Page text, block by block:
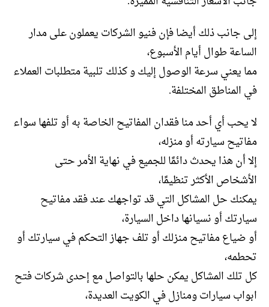
إلى جانب ذلك أيضا فإن فنيو الشركات يعملون على مدار
الساعة طوال أيام الأسبوع،
مما يعني سرعة الوصول إليك و كذلك تلبية متطلبات العملاء
في المناطق المختلفة.
لا يحب أي أحد منا فقدان المفاتيح الخاصة به أو تلفها سواء
مفاتيح سيارته أو منزله،
إلا أن هذا يحدث دائمًا للجميع في نهاية الأمر حتى
الأشخاص الأكثر تنظيمًا،
يمكنك حل المشاكل التي قد تواجهك عند فقد مفاتيح
سيارتك أو نسيانها داخل السيارة،
أو ضياع مفاتيح منزلك أو تلف جهاز التحكم في سيارتك أو
تحطمه،
كل تلك المشاكل يمكن حلها بالتواصل مع إحدى شركات فتح
ابواب سيارات ومنازل في الكويت العديدة،